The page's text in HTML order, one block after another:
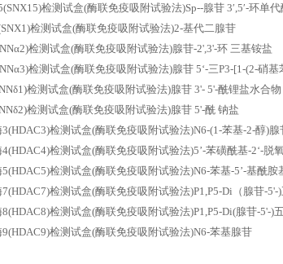
检测试盒(酶联免疫吸附试验法)Sp--腺苷 3′,5′-环单
检测试盒(酶联免疫吸附试验法)2-基代二腺苷
检测试盒(酶联免疫吸附试验法)腺苷-2',3'-环 三基铵盐
检测试盒(酶联免疫吸附试验法)腺苷 5‘-三P3-[1-(2-硝基
检测试盒(酶联免疫吸附试验法)腺苷 3'- 5'-酰锂盐水合物
检测试盒(酶联免疫吸附试验法)腺苷 5'-酰 钠盐
检测试盒(酶联免疫吸附试验法)N6-(1-苯基-2-醇)腺
检测试盒(酶联免疫吸附试验法)5’-苯磺酰基-2‘-脱
检测试盒(酶联免疫吸附试验法)N6-苯基-5’-基酰胺
检测试盒(酶联免疫吸附试验法)P1,P5-Di（腺苷-5'-
检测试盒(酶联免疫吸附试验法)P1,P5-Di(腺苷-5'-)
检测试盒(酶联免疫吸附试验法)N6-苯基腺苷